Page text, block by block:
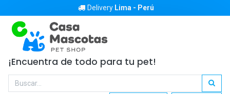
Delivery Lima - Perú
¡Encuentra de todo para tu pet!